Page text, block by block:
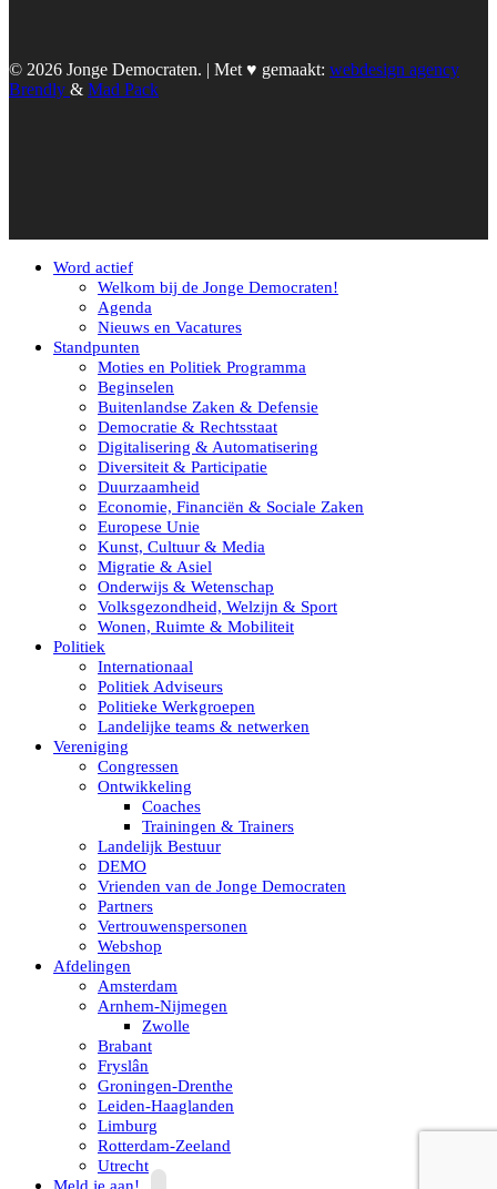
© 2026 Jonge Democraten. | Met ♥︎ gemaakt: webdesign agency
Brendly & Mad Pack
Word actief
Welkom bij de Jonge Democraten!
Agenda
Nieuws en Vacatures
Standpunten
Moties en Politiek Programma
Beginselen
Buitenlandse Zaken & Defensie
Democratie & Rechtsstaat
Digitalisering & Automatisering
Diversiteit & Participatie
Duurzaamheid
Economie, Financiën & Sociale Zaken
Europese Unie
Kunst, Cultuur & Media
Migratie & Asiel
Onderwijs & Wetenschap
Volksgezondheid, Welzijn & Sport
Wonen, Ruimte & Mobiliteit
Politiek
Internationaal
Politiek Adviseurs
Politieke Werkgroepen
Landelijke teams & netwerken
Vereniging
Congressen
Ontwikkeling
Coaches
Trainingen & Trainers
Landelijk Bestuur
DEMO
Vrienden van de Jonge Democraten
Partners
Vertrouwenspersonen
Webshop
Afdelingen
Amsterdam
Arnhem-Nijmegen
Zwolle
Brabant
Fryslân
Groningen-Drenthe
Leiden-Haaglanden
Limburg
Rotterdam-Zeeland
Utrecht
Meld je aan!